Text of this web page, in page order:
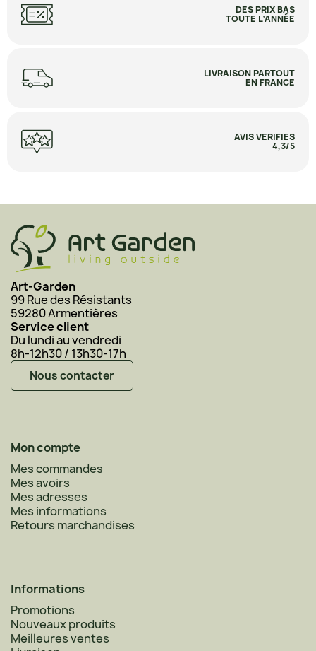
DES PRIX BAS
TOUTE L’ANNÉE
LIVRAISON PARTOUT
EN FRANCE
AVIS VERIFIES
4,3/5
Art-Garden
99 Rue des Résistants
59280 Armentières
Service client
Du lundi au vendredi
8h-12h30 / 13h30-17h
Nous contacter
Mon compte
Mes commandes
Mes avoirs
Mes adresses
Mes informations
Retours marchandises
Informations
Promotions
Nouveaux produits
Meilleures ventes